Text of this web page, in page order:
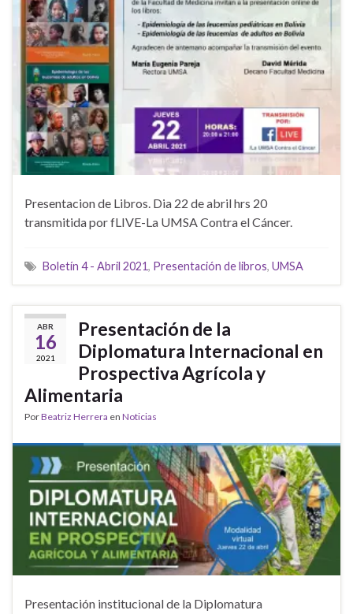
Presentacion de Libros. Dia 22 de abril hrs 20
transmitida por fLIVE-La UMSA Contra el Cáncer.
Boletín 4 - Abril 2021, Presentación de libros, UMSA
ABR
16
2021
Presentación de la
Diplomatura Internacional en
Prospectiva Agrícola y
Alimentaria
PorBeatriz Herrera en Noticias
Presentación institucional de la Diplomatura